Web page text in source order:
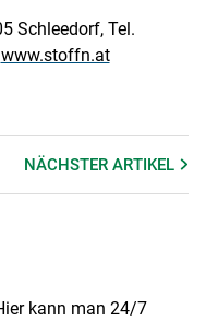
Schleedorf, Tel.
www.stoffn.at
NÄCHSTERARTIKEL
kann man 24/7